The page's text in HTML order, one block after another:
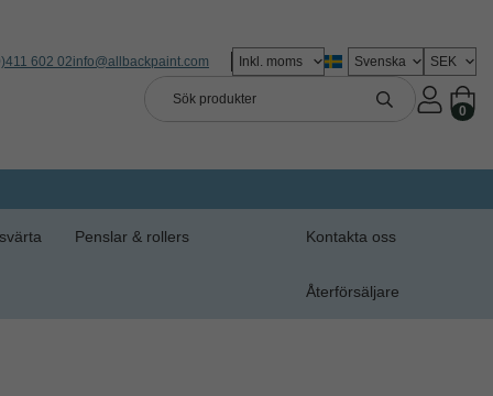
602 02info@allbackpaint.com
0
Penslar & rollers Kontakta oss
Återförsäljare